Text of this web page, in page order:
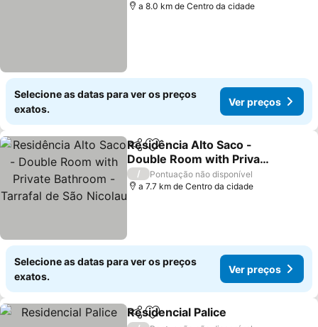
a 8.0 km de Centro da cidade
Selecione as datas para ver os preços
exatos.
Ver preços
PartilharAdicionar aos favoritos
Residência Alto Saco -
Double Room with Private
Bathroom - Tarrafal de
São Nicolau
/
Pontuação não disponível
a 7.7 km de Centro da cidade
Selecione as datas para ver os preços
exatos.
Ver preços
PartilharAdicionar aos favoritos
Residencial Palice